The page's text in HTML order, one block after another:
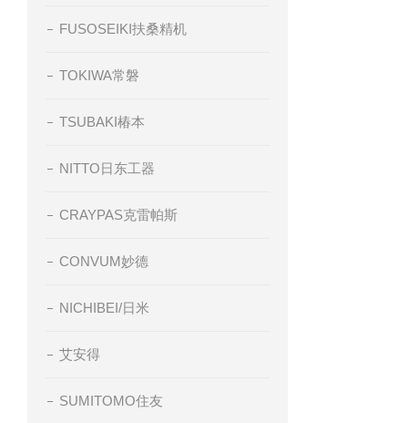
FUSOSEIKI扶桑精机
TOKIWA常磐
TSUBAKI椿本
NITTO日东工器
CRAYPAS克雷帕斯
CONVUM妙德
NICHIBEI/日米
艾安得
SUMITOMO住友